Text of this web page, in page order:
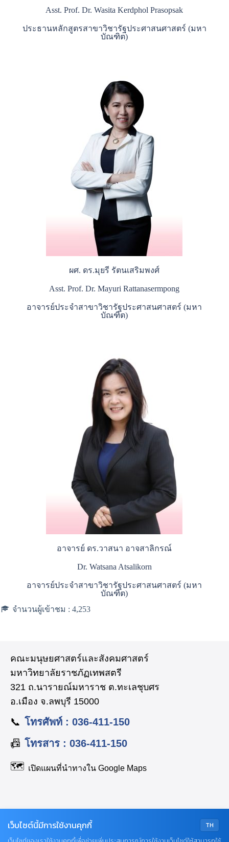
Asst. Prof. Dr. Wasita Kerdphol Prasopsak
ประธานหลักสูตรสาขาวิชารัฐประศาสนศาสตร์ (มหา
บัณฑิต)
ผศ. ดร.มุยรี รัตนเสริมพงศ์
Asst. Prof. Dr. Mayuri Rattanasermpong
อาจารย์ประจำสาขาวิชารัฐประศาสนศาสตร์ (มหา
บัณฑิต)
อาจารย์ ดร.วาสนา อาจสาลิกรณ์
Dr. Watsana Atsalikorn
อาจารย์ประจำสาขาวิชารัฐประศาสนศาสตร์ (มหา
บัณฑิต)
จำนวนผู้เข้าชม : 4,253
คณะมนุษยศาสตร์และสังคมศาสตร์
มหาวิทยาลัยราชภัฏเทพสตรี
321 ถ.นารายณ์มหาราช ต.ทะเลชุบศร
อ.เมือง จ.ลพบุรี 15000
📞 โทรศัพท์ : 036-411-150
📠 โทรสาร : 036-411-150
🗺️ เปิดแผนที่นำทางใน Google Maps
Facebook: huso.tru
TH
เว็บไซต์นี้มีการใช้งานคุกกี้